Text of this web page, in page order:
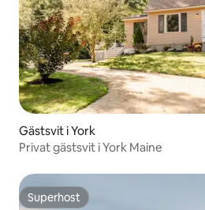
Gästsvit i York
Privat gästsvit i York Maine
Superhost
Superhost